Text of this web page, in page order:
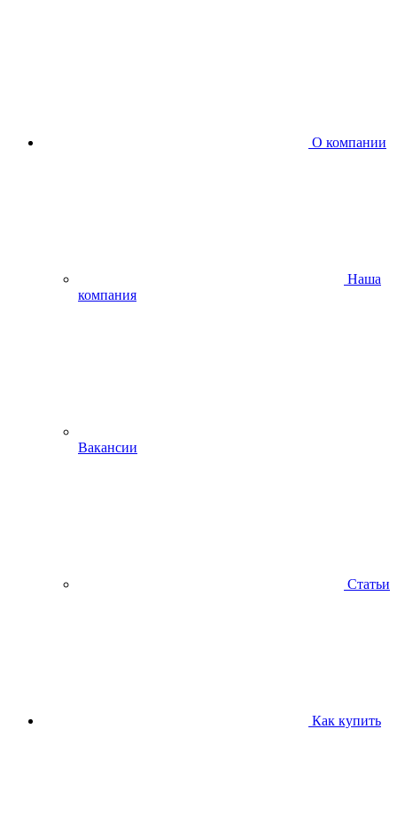
О компании
Наша
компания
Вакансии
Статьи
Как купить